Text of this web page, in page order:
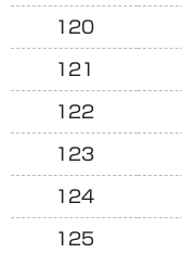
120
121
122
123
124
125